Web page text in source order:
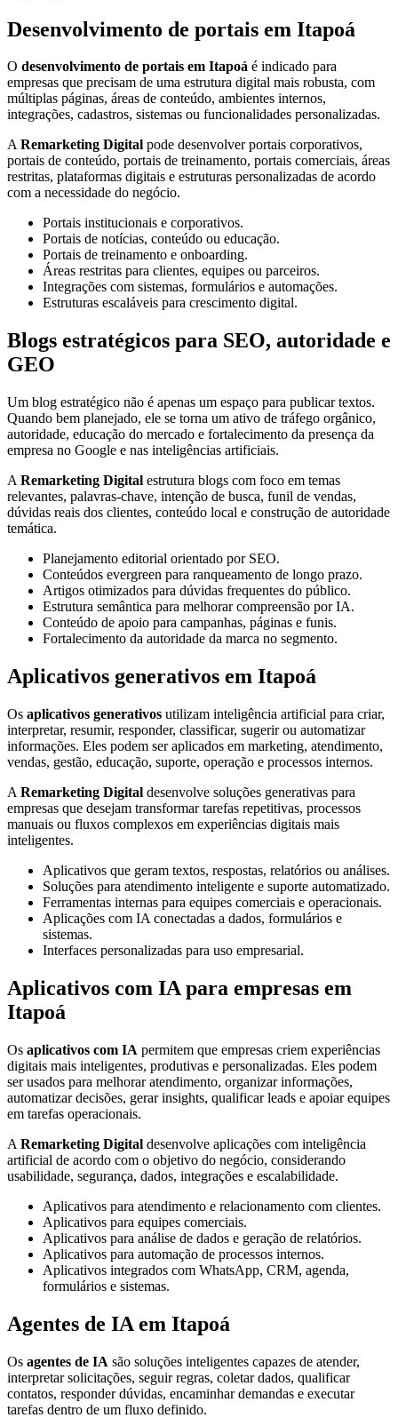
Desenvolvimento de portais em Itapoá
O desenvolvimento de portais em Itapoá é indicado para
empresas que precisam de uma estrutura digital mais robusta, com
múltiplas páginas, áreas de conteúdo, ambientes internos,
integrações, cadastros, sistemas ou funcionalidades personalizadas.
ARemarketing Digital pode desenvolver portais corporativos,
portais de conteúdo, portais de treinamento, portais comerciais, áreas
restritas, plataformas digitais e estruturas personalizadas de acordo
com a necessidade do negócio.
Portais institucionais e corporativos.
Portais de notícias, conteúdo ou educação.
Portais de treinamento e onboarding.
Áreas restritas para clientes, equipes ou parceiros.
Integrações com sistemas, formulários e automações.
Estruturas escaláveis para crescimento digital.
Blogs estratégicos para SEO, autoridade e
GEO
Um blog estratégico não é apenas um espaço para publicar textos.
Quando bem planejado, ele se torna um ativo de tráfego orgânico,
autoridade, educação do mercado e fortalecimento da presença da
empresa no Google e nas inteligências artificiais.
A Remarketing Digital estrutura blogs com foco em temas
relevantes, palavras-chave, intenção de busca, funil de vendas,
dúvidas reais dos clientes, conteúdo local e construção de autoridade
temática.
Planejamento editorial orientado por SEO.
Conteúdos evergreen para ranqueamento de longo prazo.
Artigos otimizados para dúvidas frequentes do público.
Estrutura semântica para melhorar compreensão por IA.
Conteúdo de apoio para campanhas, páginas e funis.
Fortalecimento da autoridade da marca no segmento.
Aplicativos generativos em Itapoá
Os aplicativos generativos utilizam inteligência artificial para criar,
interpretar, resumir, responder, classificar, sugerir ou automatizar
informações. Eles podem ser aplicados em marketing, atendimento,
vendas, gestão, educação, suporte, operação e processos internos.
A Remarketing Digital desenvolve soluções generativas para
empresas que desejam transformar tarefas repetitivas, processos
manuais ou fluxos complexos em experiências digitais mais
inteligentes.
Aplicativos que geram textos, respostas, relatórios ou análises.
Soluções para atendimento inteligente e suporte automatizado.
Ferramentas internas para equipes comerciais e operacionais.
Aplicações com IA conectadas a dados, formulários e
sistemas.
Interfaces personalizadas para uso empresarial.
Aplicativos com IA para empresas em
Itapoá
Os aplicativos com IA permitem que empresas criem experiências
digitais mais inteligentes, produtivas e personalizadas. Eles podem
ser usados para melhorar atendimento, organizar informações,
automatizar decisões, gerar insights, qualificar leads e apoiar equipes
em tarefas operacionais.
A Remarketing Digital desenvolve aplicações com inteligência
artificial de acordo com o objetivo do negócio, considerando
usabilidade, segurança, dados, integrações e escalabilidade.
Aplicativos para atendimento e relacionamento com clientes.
Aplicativos para equipes comerciais.
Aplicativos para análise de dados e geração de relatórios.
Aplicativos para automação de processos internos.
Aplicativos integrados com WhatsApp, CRM, agenda,
formulários e sistemas.
Agentes de IA em Itapoá
Os agentes de IA são soluções inteligentes capazes de atender,
interpretar solicitações, seguir regras, coletar dados, qualificar
contatos, responder dúvidas, encaminhar demandas e executar
tarefas dentro de um fluxo definido.